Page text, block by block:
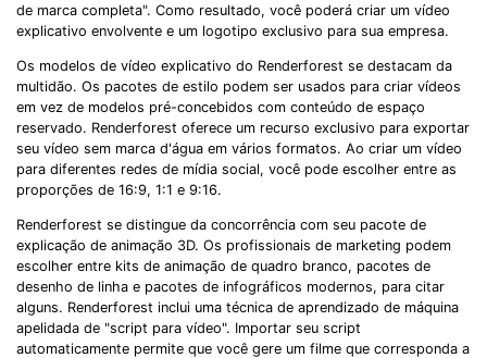
de marca completa". Como resultado, você poderá criar um vídeo
explicativo envolvente e um logotipo exclusivo para sua empresa.
Os modelos de vídeo explicativo do Renderforest se destacam da
multidão. Os pacotes de estilo podem ser usados ​​para criar vídeos
em vez de modelos pré-concebidos com conteúdo de espaço
reservado. Renderforest oferece um recurso exclusivo para exportar
seu vídeo sem marca d'água em vários formatos. Ao criar um vídeo
para diferentes redes de mídia social, você pode escolher entre as
proporções de 16:9, 1:1 e 9:16.
Renderforest se distingue da concorrência com seu pacote de
explicação de animação 3D. Os profissionais de marketing podem
escolher entre kits de animação de quadro branco, pacotes de
desenho de linha e pacotes de infográficos modernos, para citar
alguns. Renderforest inclui uma técnica de aprendizado de máquina
apelidada de "script para vídeo". Importar seu script
automaticamente permite que você gere um filme que corresponda a